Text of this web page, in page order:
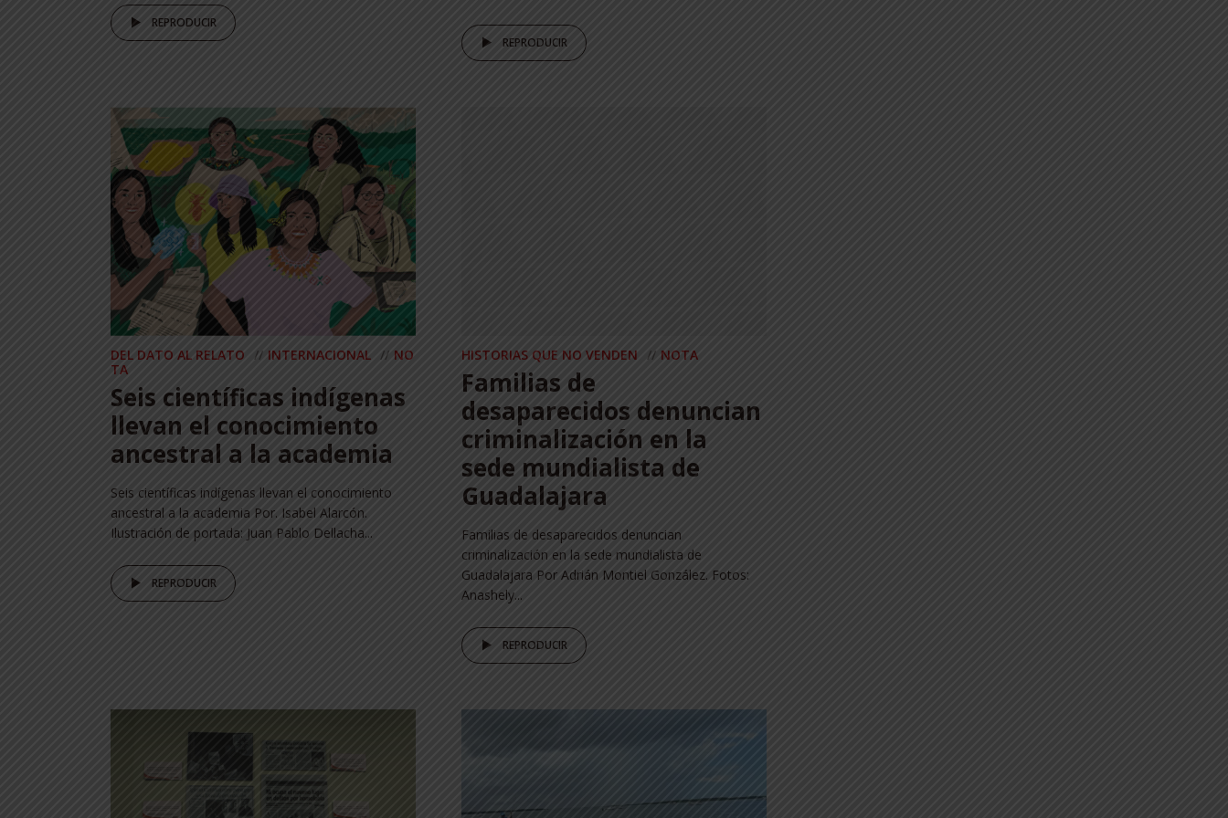
REPRODUCIR
REPRODUCIR
DEL DATO AL RELATO INTERNACIONAL
NO
TA
Seis científicas indígenas
llevan el conocimiento
ancestral a la academia
Seis científicas indígenas llevan el conocimiento
ancestral a la academia Por. Isabel Alarcón.
Ilustración de portada: Juan Pablo Dellacha...
REPRODUCIR
HISTORIAS QUE NO VENDEN NOTA
Familias de
desaparecidos denuncian
criminalización en la
sede mundialista de
Guadalajara
Familias de desaparecidos denuncian
criminalización en la sede mundialista de
Guadalajara Por Adrián Montiel González. Fotos:
Anashely...
REPRODUCIR